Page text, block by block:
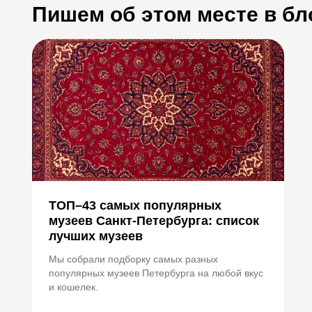
Пишем об этом месте в
ТОП–43 самых популярных
музеев Санкт-Петербурга: список
лучших музеев
Мы собрали подборку самых разных
популярных музеев Петербурга на любой вкус
и кошелек.